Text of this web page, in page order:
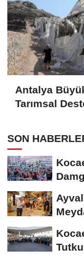
Antalya
Tarımsal
SON